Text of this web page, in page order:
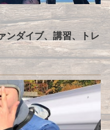
ンダイブ、講習、トレ